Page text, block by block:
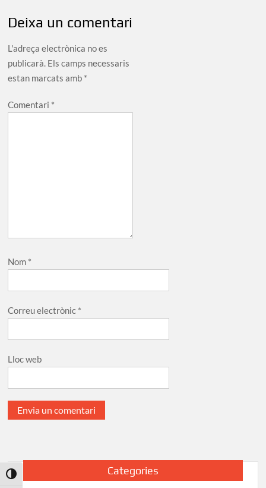
Toggle High Contrast
Deixa un comentari
L'adreça electrònica no es
publicarà. Els camps necessaris
estan marcats amb *
Comentari *
Nom *
Correu electrònic *
Lloc web
Categories